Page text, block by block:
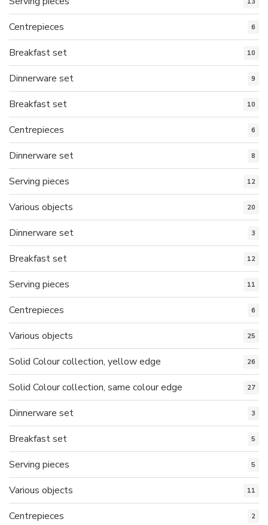
Centrepieces 6
Breakfast set 10
Dinnerware set 9
Breakfast set 10
Centrepieces 6
Dinnerware set 8
Serving pieces 12
Various objects 20
Dinnerware set 3
Breakfast set 12
Serving pieces 11
Centrepieces 6
Various objects 25
Solid Colour collection, yellow edge 26
Solid Colour collection, same colour edge 27
Dinnerware set 3
Breakfast set 5
Serving pieces 5
Various objects 11
Centrepieces 2